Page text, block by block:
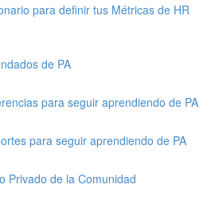
para definir tus Métricas de HR
de PA
para seguir aprendiendo de PA
para seguir aprendiendo de PA
Privado de la Comunidad